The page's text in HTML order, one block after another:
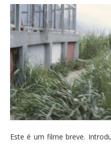
Este é um filme breve.